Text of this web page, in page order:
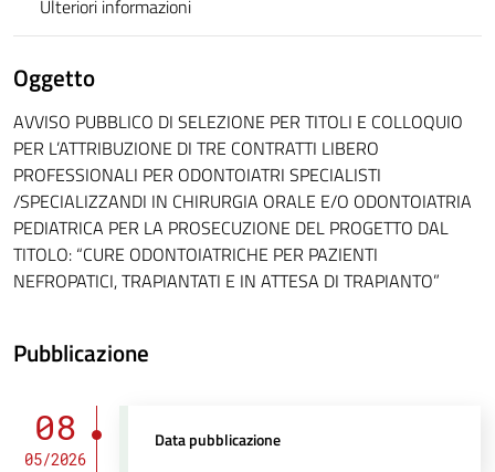
Ulteriori informazioni
Oggetto
AVVISO PUBBLICO DI SELEZIONE PER TITOLI E COLLOQUIO
PER L’ATTRIBUZIONE DI TRE CONTRATTI LIBERO
PROFESSIONALI PER ODONTOIATRI SPECIALISTI
/SPECIALIZZANDI IN CHIRURGIA ORALE E/O ODONTOIATRIA
PEDIATRICA PER LA PROSECUZIONE DEL PROGETTO DAL
TITOLO: “CURE ODONTOIATRICHE PER PAZIENTI
NEFROPATICI, TRAPIANTATI E IN ATTESA DI TRAPIANTO”
Pubblicazione
08
05/2026
Data pubblicazione